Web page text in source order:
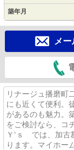
築年月
メー
リナージュ播磨町
にも近くて便利。
があるのも魅力。
をご検討なら、コ
Ｙ‘ｓ では、加古
ります。マイホー